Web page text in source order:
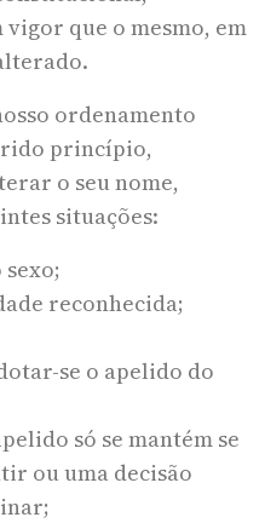
que o mesmo, em
ordenamento
princípio,
o seu nome,
situações:
reconhecida;
se o apelido do
só se mantém se
ou uma decisão